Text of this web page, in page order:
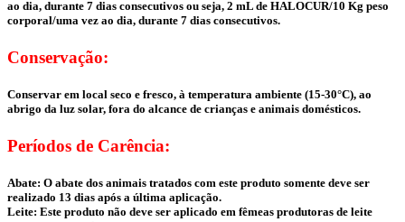
ao dia, durante 7 dias consecutivos ou seja, 2 mL de HALOCUR/10 Kg peso
corporal/uma vez ao dia, durante 7 dias consecutivos.
Conservação:
Conservar em local seco e fresco, à temperatura ambiente (15-30°C), ao
abrigo da luz solar, fora do alcance de crianças e animais domésticos.
Períodos de Carência:
Abate: O abate dos animais tratados com este produto somente deve ser
realizado 13 dias após a última aplicação.
Leite: Este produto não deve ser aplicado em fêmeas produtoras de leite